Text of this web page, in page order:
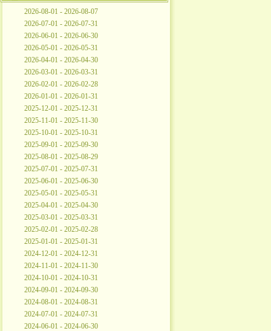
2026-08-01 - 2026-08-07
2026-07-01 - 2026-07-31
2026-06-01 - 2026-06-30
2026-05-01 - 2026-05-31
2026-04-01 - 2026-04-30
2026-03-01 - 2026-03-31
2026-02-01 - 2026-02-28
2026-01-01 - 2026-01-31
2025-12-01 - 2025-12-31
2025-11-01 - 2025-11-30
2025-10-01 - 2025-10-31
2025-09-01 - 2025-09-30
2025-08-01 - 2025-08-29
2025-07-01 - 2025-07-31
2025-06-01 - 2025-06-30
2025-05-01 - 2025-05-31
2025-04-01 - 2025-04-30
2025-03-01 - 2025-03-31
2025-02-01 - 2025-02-28
2025-01-01 - 2025-01-31
2024-12-01 - 2024-12-31
2024-11-01 - 2024-11-30
2024-10-01 - 2024-10-31
2024-09-01 - 2024-09-30
2024-08-01 - 2024-08-31
2024-07-01 - 2024-07-31
2024-06-01 - 2024-06-30